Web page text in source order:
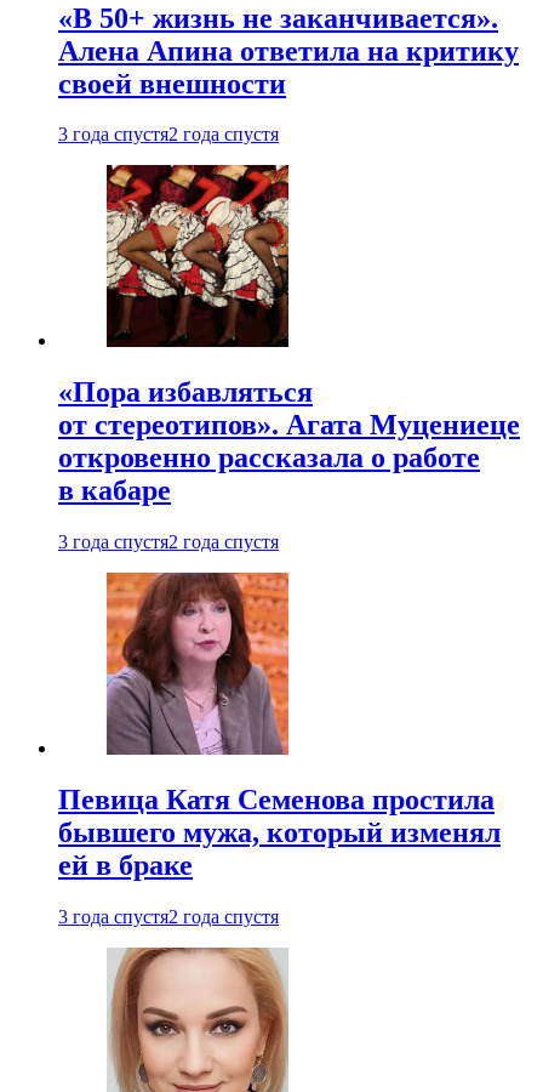
«В 50+ жизнь не заканчивается».
Алена Апина ответила на критику
своей внешности
3 года спустя2 года спустя
«Пора избавляться
от стереотипов». Агата Муцениеце
откровенно рассказала о работе
в кабаре
3 года спустя2 года спустя
Певица Катя Семенова простила
бывшего мужа, который изменял
ей в браке
3 года спустя2 года спустя